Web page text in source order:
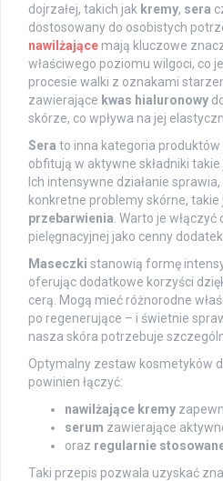
dojrzałej, takich jak kremy, sera
dostosowany do osobistych
nawilżające mają kluczowe
właściwego poziomu wilgoci, co
procesie walki z oznakami
zawierające kwas hialuronowy
skórze, co wpływa na jej
Sera to inna kategoria
obfitują w aktywne składniki takie
Ich intensywne działanie
konkretne problemy skórne, takie
przebarwienia . Warto je
pielęgnacyjnej jako cenny dodatek.
Maseczki stanowią formę
oferując dodatkowe korzyści
cerą. Mogą mieć różnorodne
po regenerujące – i świetnie
nasza skóra potrzebuje
Optymalny zestaw kosmetyków
powinien łączyć:
nawilżające kremy
serum zawierające
oraz regularnie
Taki przepis pozwala uzyskać